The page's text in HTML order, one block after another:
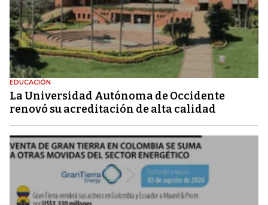
EDUCACIÓN
La Universidad Autónoma de Occidente
renovó su acreditación de alta calidad